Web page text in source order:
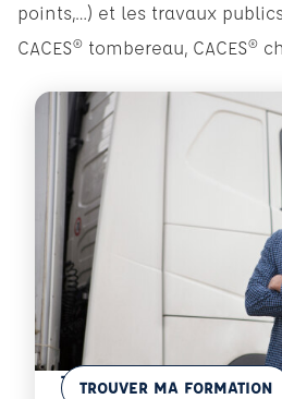
points,…) et les travaux publics
CACES® tombereau, CACES®
Transport
En savoir plus
TROUVER MA FORMATION